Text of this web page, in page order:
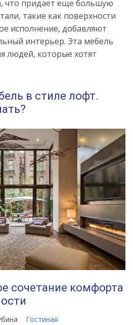
что придает еще большую
такие как поверхности
исполнение, добавляют
интерьер. Эта мебель
людей, которые хотят
в стиле лофт.
сочетание комфорта
Гостиная